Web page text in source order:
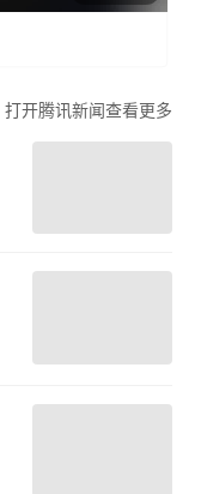
打开腾讯新闻查看更多